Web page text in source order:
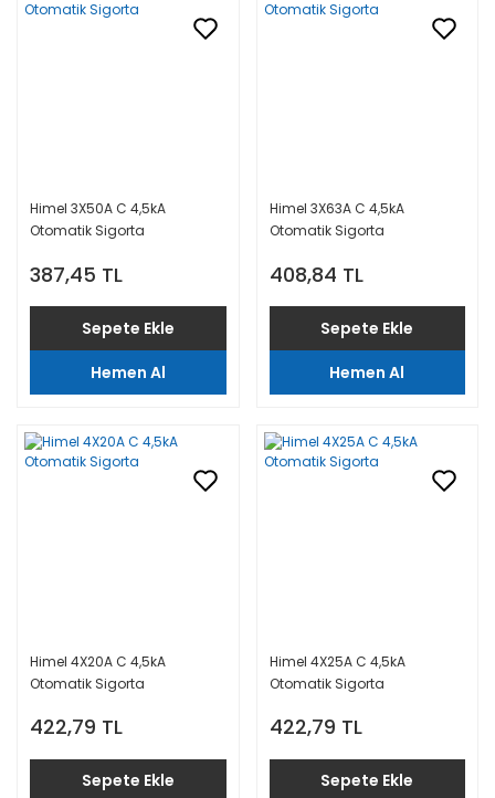
Himel 3X50A C 4,5kA
Otomatik Sigorta
387,45 TL
Sepete Ekle
Hemen Al
Himel 3X63A C 4,5kA
Otomatik Sigorta
408,84 TL
Sepete Ekle
Hemen Al
Himel 4X20A C 4,5kA
Otomatik Sigorta
422,79 TL
Sepete Ekle
Himel 4X25A C 4,5kA
Otomatik Sigorta
422,79 TL
Sepete Ekle